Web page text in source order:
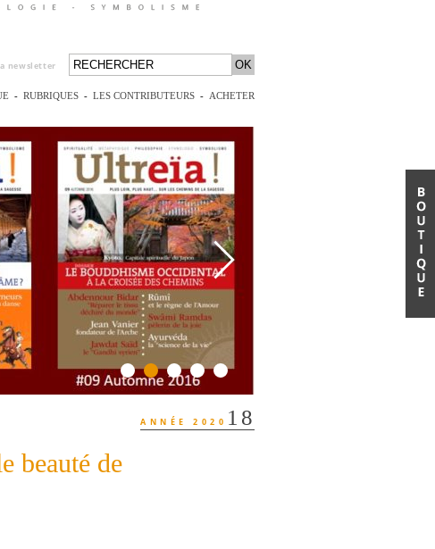
newsletter
- RUBRIQUES - LES CONTRIBUTEURS - ACHETER
ANNÉE 2020 18
beauté de